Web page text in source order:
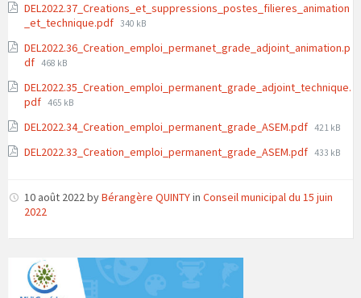
DEL2022.37_Creations_et_suppressions_postes_filieres_animation
_et_technique.pdf File
340 kB
DEL2022.36_Creation_emploi_permanet_grade_adjoint_animation.p
df File
468 kB
DEL2022.35_Creation_emploi_permanent_grade_adjoint_technique.
pdf File
465 kB
DEL2022.34_Creation_emploi_permanent_grade_ASEM.pdf File
421 kB
DEL2022.33_Creation_emploi_permanent_grade_ASEM.pdf File
433 kB
10 août 2022byBérangère QUINTYin Conseil municipal du 15 juin
2022